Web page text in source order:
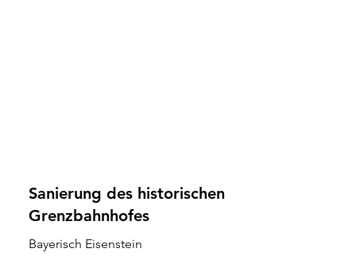
Sanierung des historischen
Grenzbahnhofes
Bayerisch Eisenstein